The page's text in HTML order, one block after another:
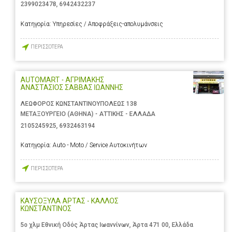
2399023478, 6942432237
Κατηγορία: Υπηρεσίες / Αποφράξεις-απολυμάνσεις
ΠΕΡΙΣΣΟΤΕΡΑ
AUTOMART - ΑΓΡΙΜΑΚΗΣ
ΑΝΑΣΤΑΣΙΟΣ ΣΑΒΒΑΣ ΙΩΑΝΝΗΣ
ΛΕΩΦΟΡΟΣ ΚΩΝΣΤΑΝΤΙΝΟΥΠΟΛΕΩΣ 138
ΜΕΤΑΞΟΥΡΓΕΙΟ (ΑΘΗΝΑ) - ΑΤΤΙΚΗΣ - ΕΛΛΑΔΑ
2105245925 6932463194
Κατηγορία: Auto - Moto / Service Αυτοκινήτων
ΠΕΡΙΣΣΟΤΕΡΑ
ΚΑΥΣΟΞΥΛΑ ΑΡΤΑΣ - ΚΑΛΛΟΣ
ΚΩΝΣΤΑΝΤΙΝΟΣ
5ο χλμ Εθνική Οδός Άρτας Ιωαννίνων, Άρτα 471 00, Ελλάδα